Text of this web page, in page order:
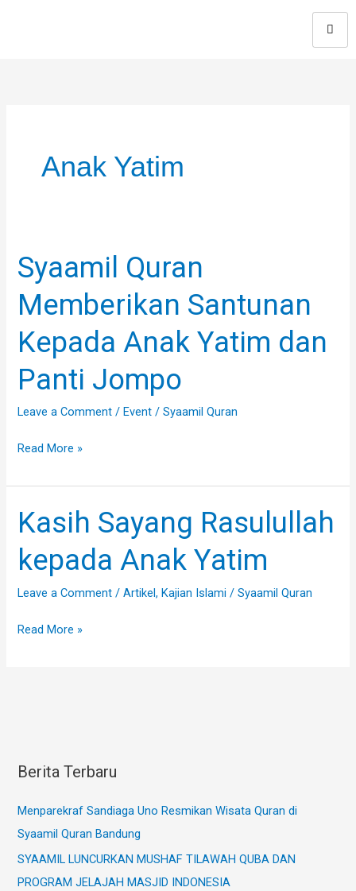
Anak Yatim
Syaamil Quran
Memberikan Santunan
Kepada Anak Yatim dan
Panti Jompo
Leave a Comment /Event /Syaamil Quran
Syaamil
Quran
Memberikan
Kepada
Anak
Yatim
dan
Jompo
Read More »
Kasih Sayang Rasulullah
kepada Anak Yatim
Leave a Comment /Artikel,Kajian Islami /Syaamil Quran
Kasih
Sayang
Rasulullah
kepada
Anak
Read More »
Berita Terbaru
Menparekraf Sandiaga Uno Resmikan Wisata Quran di
Syaamil Quran Bandung
SYAAMIL LUNCURKAN MUSHAF TILAWAH QUBA DAN
PROGRAM JELAJAH MASJID INDONESIA